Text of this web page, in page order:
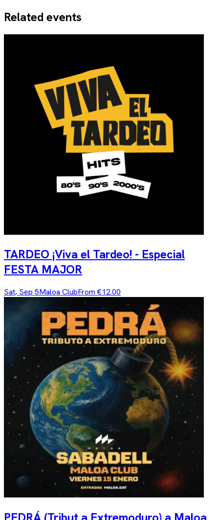
Related events
TARDEO ¡Viva el Tardeo! - Especial
FESTA MAJOR
Sat, Sep 5Maloa ClubFrom €12.00